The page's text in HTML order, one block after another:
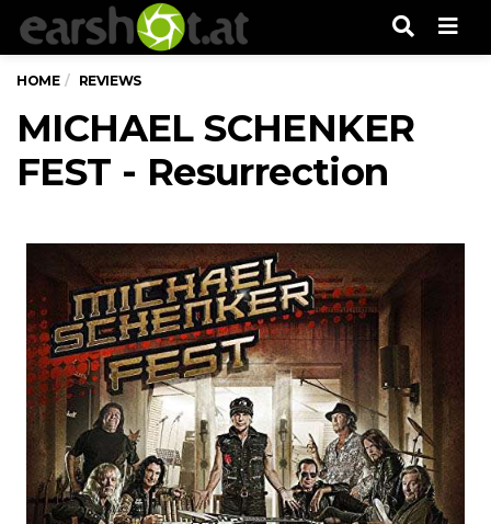
HOME REVIEWS
MICHAEL SCHENKER
FEST - Resurrection